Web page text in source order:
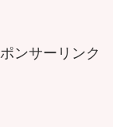
ンサーリンク